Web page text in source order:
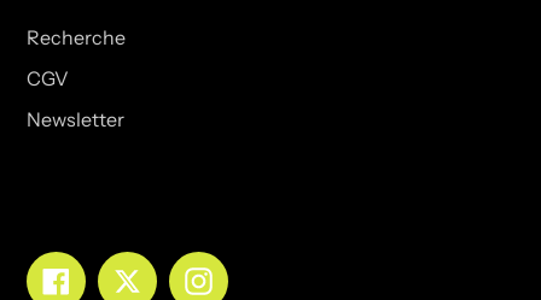
Recherche
CGV
Newsletter
FacebookTwitterInstagram